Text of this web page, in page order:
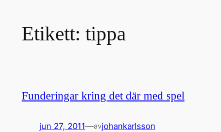
Etikett: tippa
Funderingar kring det där med spel
jun 27, 2011—avjohankarlsson